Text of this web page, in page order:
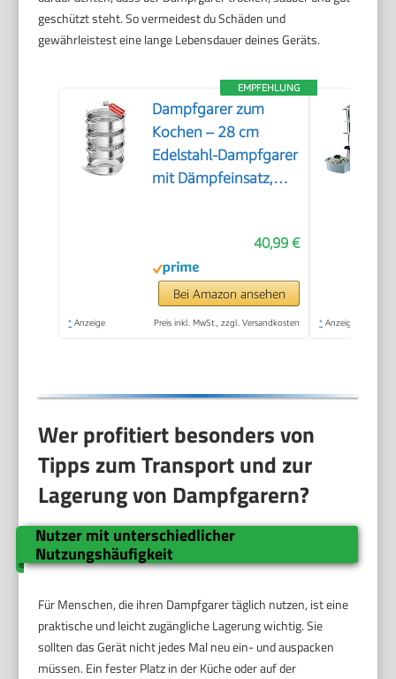
geschützt steht. So vermeidest du Schäden und
gewährleistest eine lange Lebensdauer deines Geräts.
EMPFEHLUNG
Dampfgarer zum
Kochen – 28 cm
Edelstahl-Dampfgarer
mit Dämpfeinsatz,
Deckel zum Garen von
Gemüse,
Meeresfrüchten,
Suppen, Eintöpfen
40,99 €
Bei Amazon ansehen
* Anzeige Preis inkl. MwSt., zzgl. Versandkosten * Anzeige
Wer profitiert besonders von
Tipps zum Transport und zur
Lagerung von Dampfgarern?
Nutzer mit unterschiedlicher
Nutzungshäufigkeit
Für Menschen, die ihren Dampfgarer täglich nutzen, ist eine
praktische und leicht zugängliche Lagerung wichtig. Sie
sollten das Gerät nicht jedes Mal neu ein- und auspacken
müssen. Ein fester Platz in der Küche oder auf der